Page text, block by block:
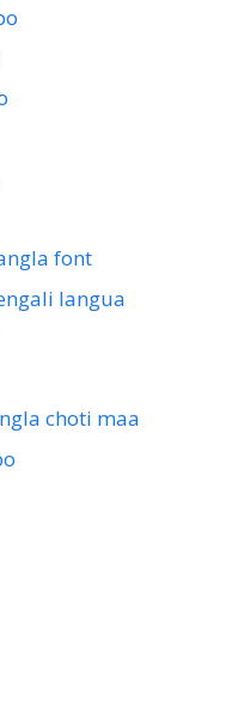
font
langua
choti maa